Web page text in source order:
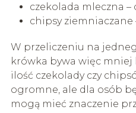
czekolada mleczna –
chipsy ziemniaczane
W przeliczeniu na
krówka bywa więc
ilość czekolady czy
ogromne, ale dla osób
mogą mieć znaczenie